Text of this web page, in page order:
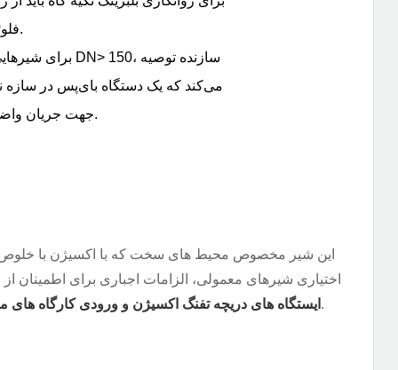
فلوئوردار استفاده شود.
می‌کند که یک دستگاه بای‌پس در
جهت جریان واضح وجود داشته باشد.
این شیر مخصوص محیط های سخت که با اکسیژن با خلوص
اختیاری شیرهای معمولی، الزامات اجباری برای اطمینان
ایستگاه های دریچه تفنگ اکسیژن و ورودی کارگاه . این یکی از اجزای اصلی در سیستم اکسیژن رسانی برای جلوگیری از انفجار و حوادث احتراق است.